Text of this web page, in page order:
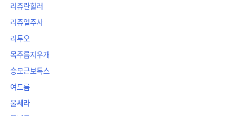
리쥬란힐러
리쥬얼주사
리투오
목주름지우개
승모근보톡스
여드름
울쎄라